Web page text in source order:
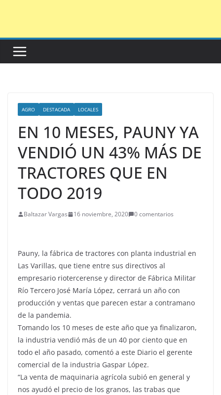
AGRO DESTACADA LOCALES
EN 10 MESES, PAUNY YA
VENDIÓ UN 43% MÁS DE
TRACTORES QUE EN
TODO 2019
Baltazar Vargas 16 noviembre, 2020 0 comentarios
Pauny, la fábrica de tractores con planta industrial en
Las Varillas, que tiene entre sus directivos al
empresario riotercerense y director de Fábrica Militar
Río Tercero José María López, cerrará un año con
producción y ventas que parecen estar a contramano
de la pandemia.
Tomando los 10 meses de este año que ya finalizaron,
la industria vendió más de un 40 por ciento que en
todo el año pasado, comentó a este Diario el gerente
comercial de la industria Gaspar López.
“La venta de maquinaria agrícola subió en general y
nos ayudó el precio de los granos, las trabas que